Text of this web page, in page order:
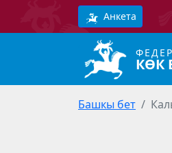
Анкета
КӨК
Башкы бет